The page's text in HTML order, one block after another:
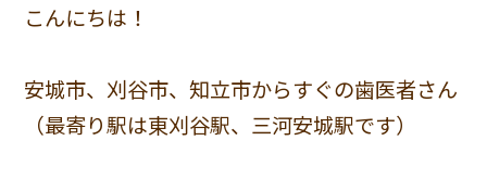
こんにちは！
安城市、刈谷市、知立市からすぐの歯医者さん
（最寄り駅は東刈谷駅、三河安城駅です）